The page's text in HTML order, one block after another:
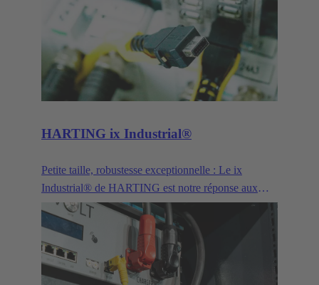
puissance. Outre les connecteurs RJ45 classiques, ce
concept modulaire comprend également des faces
d'accouplement pour connecteurs destinées à la
transmission de signaux, de puissance ainsi qu'au
raccordement d'interfaces optiques.
HARTING ix Industrial®
Petite taille, robustesse exceptionnelle : Le ix
Industrial® de HARTING est notre réponse aux
futurs défis posés par l'Industrie 4.0 et l'IdO.